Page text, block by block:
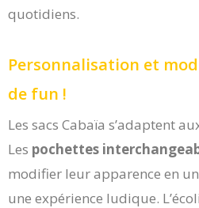
quotidiens.
Personnalisation et
de fun !
Les sacs Cabaïa s’adaptent
Les pochettes
modifier leur apparence en
une expérience ludique.